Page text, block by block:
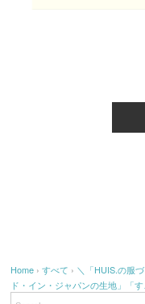
Home ›すべて › ＼「HUIS.の服
ド・イン・ジャパンの生地」「